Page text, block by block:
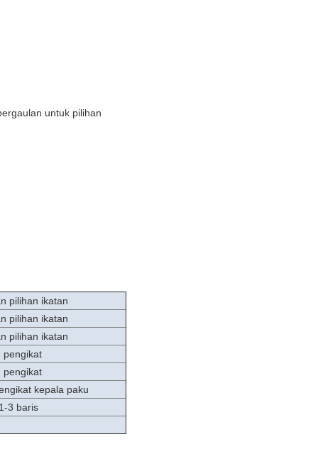
untuk pilihan
pilihan ikatan
pilihan ikatan
pilihan ikatan
pengikat
pengikat
kepala paku
3 baris